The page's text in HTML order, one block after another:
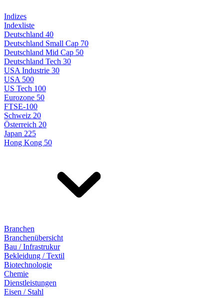
Indizes
Indexliste
Deutschland 40
Deutschland Small Cap 70
Deutschland Mid Cap 50
Deutschland Tech 30
USA Industrie 30
USA 500
US Tech 100
Eurozone 50
FTSE-100
Schweiz 20
Österreich 20
Japan 225
Hong Kong 50
Branchen
Branchenübersicht
Bau / Infrastrukur
Bekleidung / Textil
Biotechnologie
Chemie
Dienstleistungen
Eisen / Stahl